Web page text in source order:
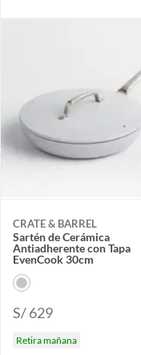
CRATE & BARREL
Sartén de Cerámica
Antiadherente con Tapa
EvenCook 30cm
S/ 629
Retira mañana